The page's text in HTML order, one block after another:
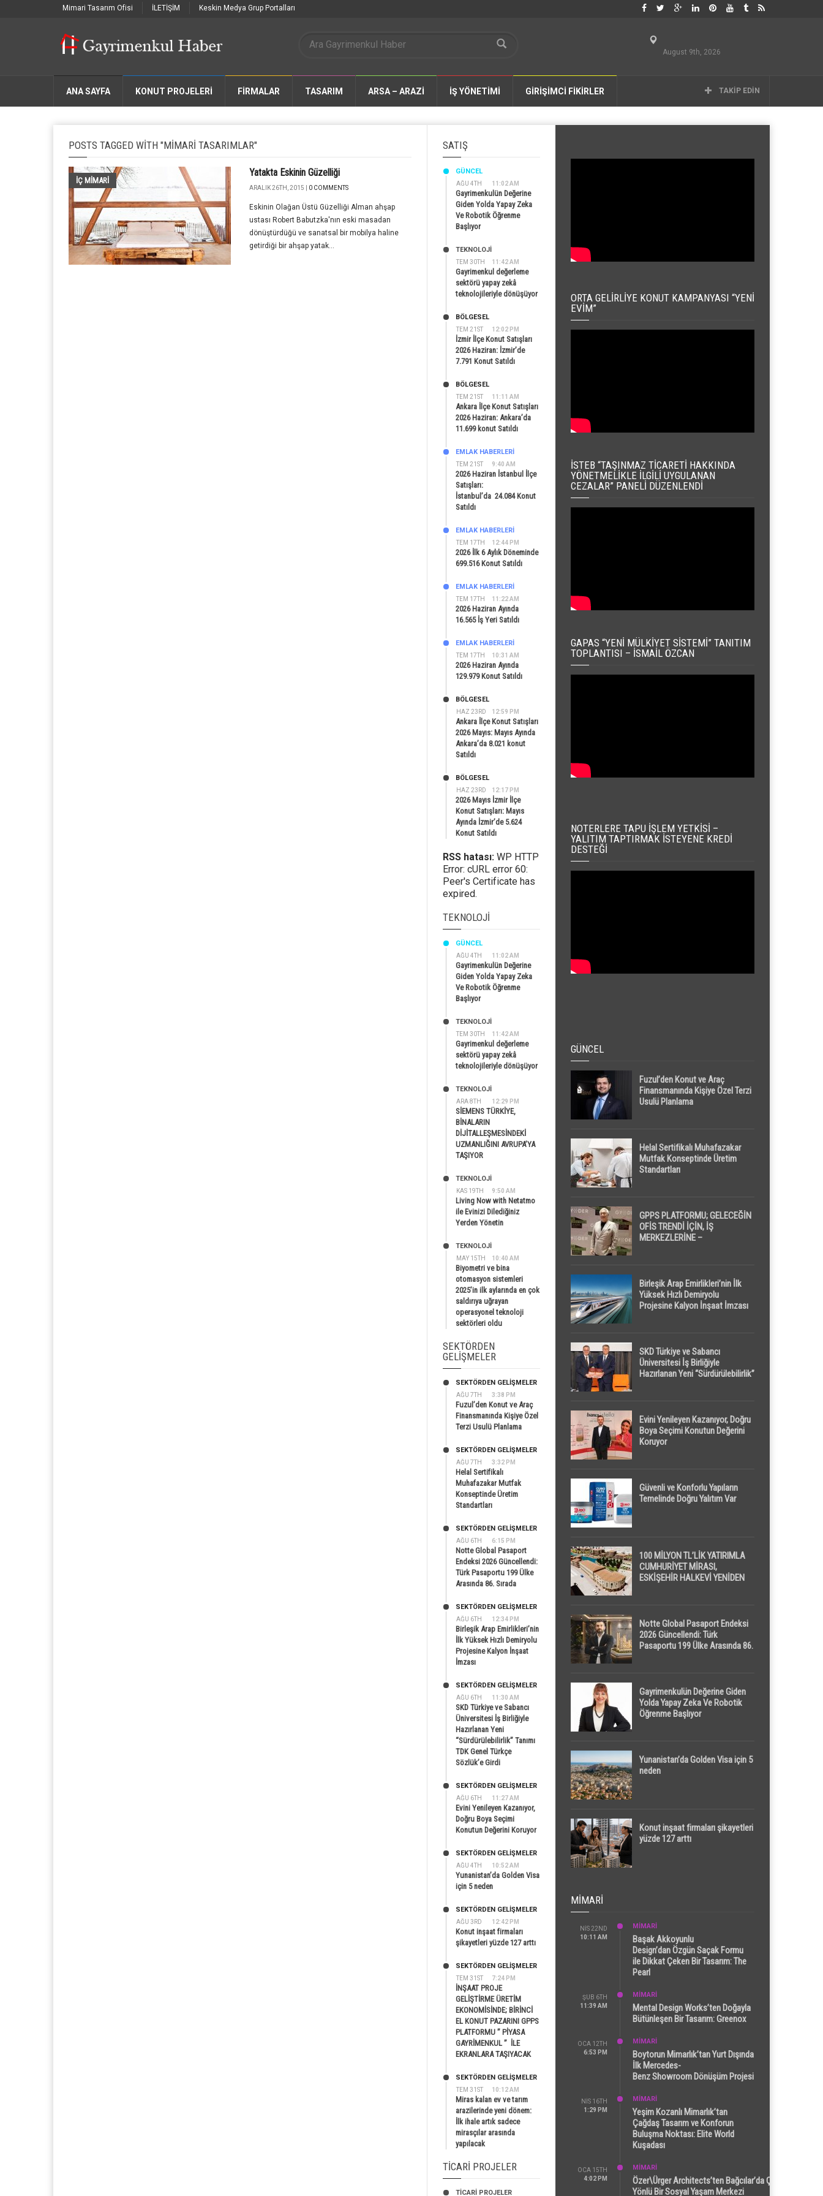
Mimari Tasarım Ofisi İLETİŞİM Keskin Medya Grup Portalları
August 9th, 2026
ANA SAYFA KONUT PROJELERİ FIRMALAR TASARIM ARSA – ARAZİ İŞ YÖNETİMİ GİRİŞİMCİ FİKİRLER TAKIP EDIN
POSTS TAGGED WITH "MIMARI TASARIMLAR"
İÇ MİMARİ
Yatakta Eskinin Güzelliği
ARALIK 26TH, 2015 | 0 COMMENTS
Eskinin Olağan Üstü Güzelliği Alman ahşap
ustası Robert Babutzka'nın eski masadan
dönüştürdüğü ve sanatsal bir mobilya haline
getirdiği bir ahşap yatak...
SATIŞ
AĞU 4TH 11:02 AM
GÜNCEL
Gayrimenkulün Değerine
Giden Yolda Yapay Zeka
Ve Robotik Öğrenme
Başlıyor
TEM 30TH 11:42 AM
TEKNOLOJİ
Gayrimenkul değerleme
sektörü yapay zekâ
teknolojileriyle dönüşüyor
TEM 21ST 12:02 PM
BÖLGESEL
İzmir İlçe Konut Satışları
2026 Haziran: İzmir’de
7.791 Konut Satıldı
TEM 21ST 11:11 AM
BÖLGESEL
Ankara İlçe Konut Satışları
2026 Haziran: Ankara’da
11.699 konut Satıldı
TEM 21ST 9:40 AM
EMLAK HABERLERI
2026 Haziran İstanbul İlçe
Satışları:
İstanbul’da 24.084 Konut
Satıldı
TEM 17TH 12:44 PM
EMLAK HABERLERI
2026 İlk 6 Aylık Döneminde
699.516 Konut Satıldı
TEM 17TH 11:22 AM
EMLAK HABERLERI
2026 Haziran Ayında
16.565 İş Yeri Satıldı
TEM 17TH 10:31 AM
EMLAK HABERLERI
2026 Haziran Ayında
129.979 Konut Satıldı
HAZ 23RD 12:59 PM
BÖLGESEL
Ankara İlçe Konut Satışları
2026 Mayıs: Mayıs Ayında
Ankara’da 8.021 konut
Satıldı
HAZ 23RD 12:17 PM
BÖLGESEL
2026 Mayıs İzmir İlçe
Konut Satışları: Mayıs
Ayında İzmir’de 5.624
Konut Satıldı
RSS hatası: WP HTTP
Error: cURL error 60:
Peer's Certificate has
expired.
TEKNOLOJI
AĞU 4TH 11:02 AM
GÜNCEL
Gayrimenkulün Değerine
Giden Yolda Yapay Zeka
Ve Robotik Öğrenme
Başlıyor
TEM 30TH 11:42 AM
TEKNOLOJİ
Gayrimenkul değerleme
sektörü yapay zekâ
teknolojileriyle dönüşüyor
ARA 8TH 12:29 PM
TEKNOLOJİ
SİEMENS TÜRKİYE,
BİNALARIN
DİJİTALLEŞMESİNDEKİ
UZMANLIĞINI AVRUPA’YA
TAŞIYOR
KAS 19TH 9:50 AM
TEKNOLOJİ
Living Now with Netatmo
ile Evinizi Dilediğiniz
Yerden Yönetin
MAY 15TH 10:40 AM
TEKNOLOJİ
Biyometri ve bina
otomasyon sistemleri
2025’in ilk aylarında en çok
saldırıya uğrayan
operasyonel teknoloji
sektörleri oldu
SEKTÖRDEN
GELIŞMELER
AĞU 7TH 3:38 PM
SEKTÖRDEN GELIŞMELER
Fuzul’den Konut ve Araç
Finansmanında Kişiye Özel
Terzi Usulü Planlama
AĞU 7TH 3:32 PM
SEKTÖRDEN GELIŞMELER
Helal Sertifikalı
Muhafazakar Mutfak
Konseptinde Üretim
Standartları
AĞU 6TH 6:15 PM
SEKTÖRDEN GELIŞMELER
Notte Global Pasaport
Endeksi 2026 Güncellendi:
Türk Pasaportu 199 Ülke
Arasında 86. Sırada
AĞU 6TH 12:34 PM
SEKTÖRDEN GELIŞMELER
Birleşik Arap Emirlikleri’nin
İlk Yüksek Hızlı Demiryolu
Projesine Kalyon İnşaat
İmzası
AĞU 6TH 11:30 AM
SEKTÖRDEN GELIŞMELER
SKD Türkiye ve Sabancı
Üniversitesi İş Birliğiyle
Hazırlanan Yeni
“Sürdürülebilirlik” Tanımı
TDK Genel Türkçe
Sözlük’e Girdi
AĞU 6TH 11:27 AM
SEKTÖRDEN GELIŞMELER
Evini Yenileyen Kazanıyor,
Doğru Boya Seçimi
Konutun Değerini Koruyor
AĞU 4TH 10:52 AM
SEKTÖRDEN GELIŞMELER
Yunanistan’da Golden Visa
için 5 neden
AĞU 3RD 12:42 PM
SEKTÖRDEN GELIŞMELER
Konut inşaat firmaları
şikayetleri yüzde 127 arttı
TEM 31ST 7:24 PM
SEKTÖRDEN GELIŞMELER
İNŞAAT PROJE
GELİŞTİRME ÜRETİM
EKONOMİSİNDE; BİRİNCİ
EL KONUT PAZARINI GPPS
PLATFORMU ” PİYASA
GAYRİMENKUL ” İLE
EKRANLARA TAŞIYACAK
TEM 31ST 10:12 AM
SEKTÖRDEN GELIŞMELER
Miras kalan ev ve tarım
arazilerinde yeni dönem:
İlk ihale artık sadece
mirasçılar arasında
yapılacak
TICARI PROJELER
TİCARİ PROJELER
ORTA GELIRLIYE KONUT KAMPANYASI “YENI
EVIM”
İSTEB “TAŞINMAZ TICARETI HAKKINDA
YÖNETMELIKLE İLGILI UYGULANAN
CEZALAR” PANELI DÜZENLENDI
GAPAS “YENI MÜLKIYET SISTEMI” TANITIM
TOPLANTISI – İSMAIL ÖZCAN
NOTERLERE TAPU İŞLEM YETKISI –
YALITIM TAPTIRMAK İSTEYENE KREDI
DESTEĞI
GÜNCEL
Fuzul’den Konut ve Araç
Finansmanında Kişiye Özel Terzi
Usulü Planlama
Helal Sertifikalı Muhafazakar
Mutfak Konseptinde Üretim
Standartları
GPPS PLATFORMU; GELECEĞİN
OFİS TRENDİ İÇİN, İŞ
MERKEZLERİNE –
Birleşik Arap Emirlikleri’nin İlk
Yüksek Hızlı Demiryolu
Projesine Kalyon İnşaat İmzası
SKD Türkiye ve Sabancı
Üniversitesi İş Birliğiyle
Hazırlanan Yeni “Sürdürülebilirlik”
Evini Yenileyen Kazanıyor, Doğru
Boya Seçimi Konutun Değerini
Koruyor
Güvenli ve Konforlu Yapıların
Temelinde Doğru Yalıtım Var
100 MİLYON TL’LİK YATIRIMLA
CUMHURİYET MİRASI,
ESKİŞEHİR HALKEVİ YENİDEN
Notte Global Pasaport Endeksi
2026 Güncellendi: Türk
Pasaportu 199 Ülke Arasında 86.
Gayrimenkulün Değerine Giden
Yolda Yapay Zeka Ve Robotik
Öğrenme Başlıyor
Yunanistan’da Golden Visa için 5
neden
Konut inşaat firmaları şikayetleri
yüzde 127 arttı
MIMARI
NIS 22ND
10:11 AM
MİMARİ
Başak Akkoyunlu
Design’dan Özgün Saçak Formu
ile Dikkat Çeken Bir Tasarım: The
Pearl
ŞUB 6TH
11:39 AM
MİMARİ
Mental Design Works’ten Doğayla
Bütünleşen Bir Tasarım: Greenox
OCA 12TH
6:53 PM
MİMARİ
Boytorun Mimarlık’tan Yurt Dışında
İlk Mercedes-
Benz Showroom Dönüşüm Projesi
NIS 16TH
1:29 PM
MİMARİ
Yeşim Kozanlı Mimarlık’tan
Çağdaş Tasarım ve Konforun
Buluşma Noktası: Elite World
Kuşadası
OCA 15TH
4:02 PM
MİMARİ
Özer\Ürger Architects’ten Bağcılar’da Çok
Yönlü Bir Sosyal Yaşam Merkezi